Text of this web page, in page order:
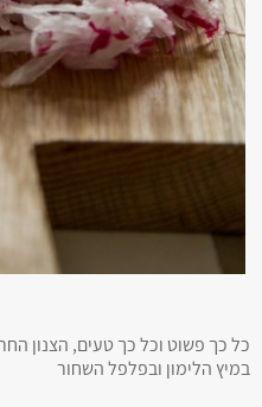
כל כך פשוט וכל כך טעים, הצנון
במיץ הלימון ובפלפל השחור